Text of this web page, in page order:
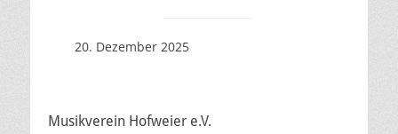
20. Dezember 2025
Musikverein Hofweier e.V.